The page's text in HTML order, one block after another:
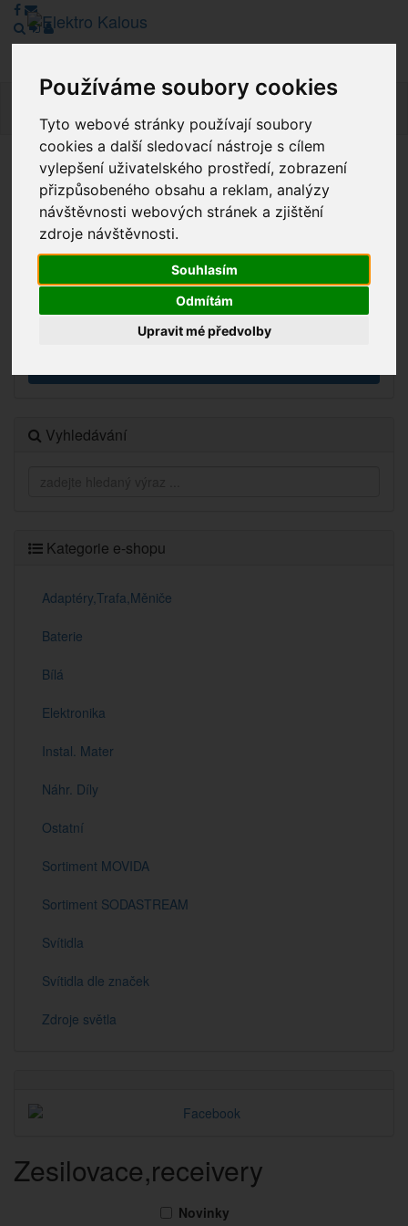
Používáme soubory cookies
Tyto webové stránky používají soubory
cookies a další sledovací nástroje s cílem
vylepšení uživatelského prostředí, zobrazení
přizpůsobeného obsahu a reklam, analýzy
návštěvnosti webových stránek a zjištění
zdroje návštěvnosti.
Souhlasím
Odmítám
Upravit mé předvolby
Vážení zákazníci, v tuto chvíli je Náš internetový obchod v
režimu Katalogu. Objednávky on-line nyní nelze vyřídit.
Děkujeme za pochopení.
Výprodej
Vyhledávání
Kategorie e-shopu
Adaptéry,Trafa,Měniče
Baterie
Bílá
Elektronika
Instal. Mater
Náhr. Díly
Ostatní
Sortiment MOVIDA
Sortiment SODASTREAM
Svítidla
Svítidla dle značek
Zdroje světla
Zesilovace,receivery
Novinky